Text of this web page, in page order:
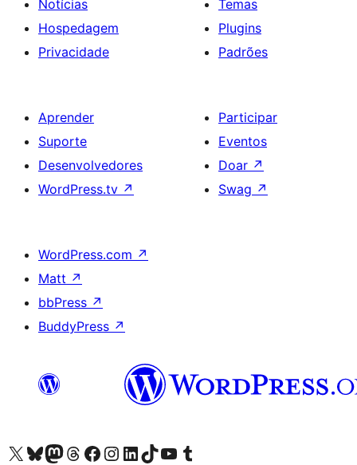
Notícias
Hospedagem
Privacidade
Temas
Plugins
Padrões
Aprender
Suporte
Desenvolvedores
WordPress.tv ↗
Participar
Eventos
Doar ↗
Swag ↗
WordPress.com ↗
Matt ↗
bbPress ↗
BuddyPress ↗
Acessar nossa conta do X (antigo Twitter)
Acessar nossa conta do Bluesky
Acessar nossa conta do Mastodon
Acessar nossa conta do Threads
Acessar nossa página do Facebook
Acessar nossa conta do Instagram
Acessar nossa conta do LinkedIn
Acessar nossa conta do TikTok
Acessar nosso canal do YouTube
Acessar nossa conta no Tumblr